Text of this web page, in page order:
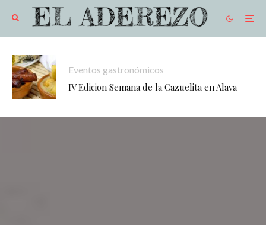
Eventos gastronómicos
IV Edicion Semana de la Cazuelita en Alava